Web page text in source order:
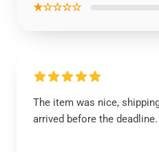
★☆☆☆☆
The item was nice,
arrived before the deadline.